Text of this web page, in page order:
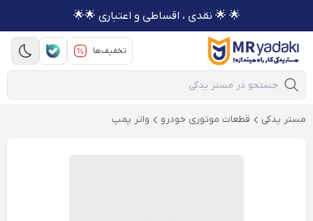
🌟 🌟 نقدی ، اقساطی و اعتباری 🌟🌟
تخفیف‌ها
Mobile Search
مستر یدکی قطعات موتوری خودرو واتر پمپ